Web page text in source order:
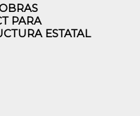
PARA
ESTATAL